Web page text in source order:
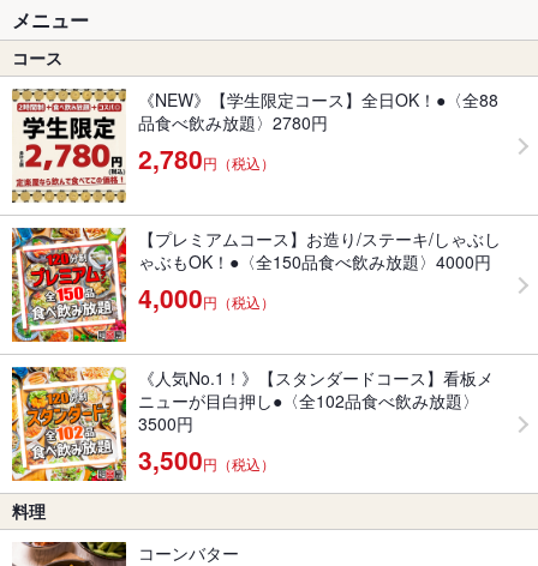
メニュー
コース
《NEW》【学生限定コース】全日OK！●〈全88
品食べ飲み放題〉2780円
2,780円（税込）
【プレミアムコース】お造り/ステーキ/しゃぶし
ゃぶもOK！●〈全150品食べ飲み放題〉4000円
4,000円（税込）
《人気No.1！》【スタンダードコース】看板メ
ニューが目白押し●〈全102品食べ飲み放題〉
3500円
3,500円（税込）
料理
コーンバター